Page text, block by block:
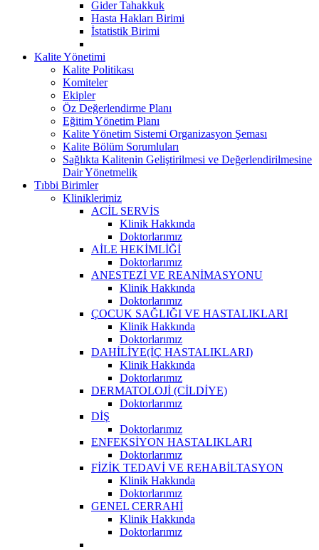
Gider Tahakkuk
Hasta Hakları Birimi
İstatistik Birimi
Kalite Yönetimi
Kalite Politikası
Komiteler
Ekipler
Öz Değerlendirme Planı
Eğitim Yönetim Planı
Kalite Yönetim Sistemi Organizasyon Şeması
Kalite Bölüm Sorumluları
Sağlıkta Kalitenin Geliştirilmesi ve Değerlendirilmesine
Dair Yönetmelik
Tıbbi Birimler
Kliniklerimiz
ACİL SERVİS
Klinik Hakkında
Doktorlarımız
AİLE HEKİMLİĞİ
Doktorlarımız
ANESTEZİ VE REANİMASYONU
Klinik Hakkında
Doktorlarımız
ÇOCUK SAĞLIĞI VE HASTALIKLARI
Klinik Hakkında
Doktorlarımız
DAHİLİYE(İÇ HASTALIKLARI)
Klinik Hakkında
Doktorlarımız
DERMATOLOJİ (CİLDİYE)
Doktorlarımız
DİŞ
Doktorlarımız
ENFEKSİYON HASTALIKLARI
Doktorlarımız
FİZİK TEDAVİ VE REHABİLTASYON
Klinik Hakkında
Doktorlarımız
GENEL CERRAHİ
Klinik Hakkında
Doktorlarımız